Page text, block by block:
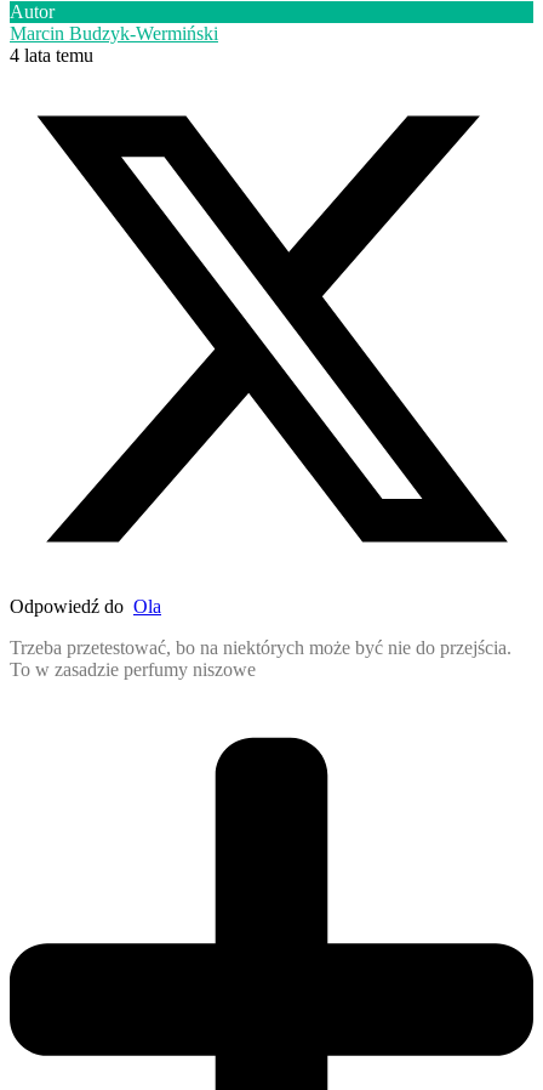
Autor
Marcin Budzyk-Wermiński
4 lata temu
Odpowiedź do Ola
Trzeba przetestować, bo na niektórych może być nie do przejścia.
To w zasadzie perfumy niszowe